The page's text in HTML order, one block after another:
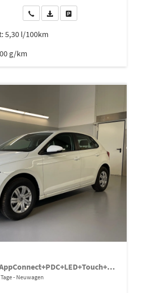
Wir rufen Sie an
Fahrzeugexposé (PDF)
Fahrzeug parken
5,30 l/100km
g/km
1.0 MPI Sitzheizung+AppConnect+PDC+LED+Touch+Lichtsensor+MultiLenkrad
Neuwagen